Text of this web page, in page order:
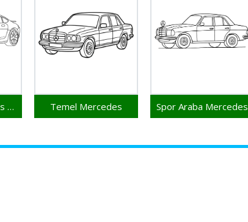
Ücretsiz Mercedes Yazdırılabilir Temel Mercedes Spor Araba Mercedes